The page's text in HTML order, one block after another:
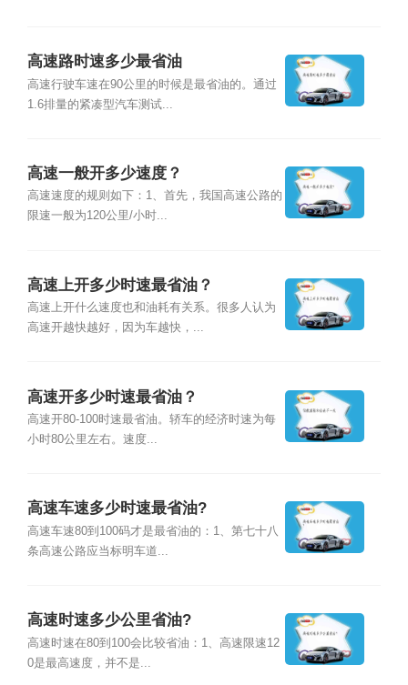
高速路时速多少最省油
高速行驶车速在90公里的时候是最省油的。通过
1.6排量的紧凑型汽车测试...
高速一般开多少速度？
高速速度的规则如下：1、首先，我国高速公路的
限速一般为120公里/小时...
高速上开多少时速最省油？
高速上开什么速度也和油耗有关系。很多人认为
高速开越快越好，因为车越快，...
高速开多少时速最省油？
高速开80-100时速最省油。轿车的经济时速为每
小时80公里左右。速度...
高速车速多少时速最省油?
高速车速80到100码才是最省油的：1、第七十八
条高速公路应当标明车道...
高速时速多少公里省油?
高速时速在80到100会比较省油：1、高速限速12
0是最高速度，并不是...